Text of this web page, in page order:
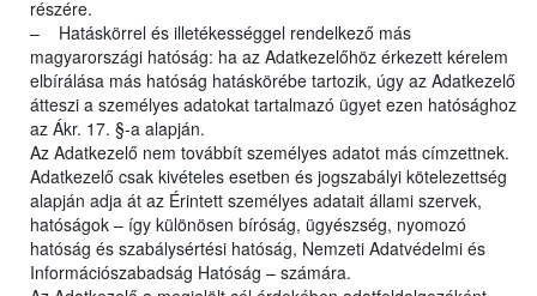
részére.
– Hatáskörrel és illetékességgel rendelkező más
magyarországi hatóság: ha az Adatkezelőhöz érkezett kérelem
elbírálása más hatóság hatáskörébe tartozik, úgy az Adatkezelő
átteszi a személyes adatokat tartalmazó ügyet ezen hatósághoz
az Ákr. 17. §-a alapján.
Az Adatkezelő nem továbbít személyes adatot más címzettnek.
Adatkezelő csak kivételes esetben és jogszabályi kötelezettség
alapján adja át az Érintett személyes adatait állami szervek,
hatóságok – így különösen bíróság, ügyészség, nyomozó
hatóság és szabálysértési hatóság, Nemzeti Adatvédelmi és
Információszabadság Hatóság – számára.